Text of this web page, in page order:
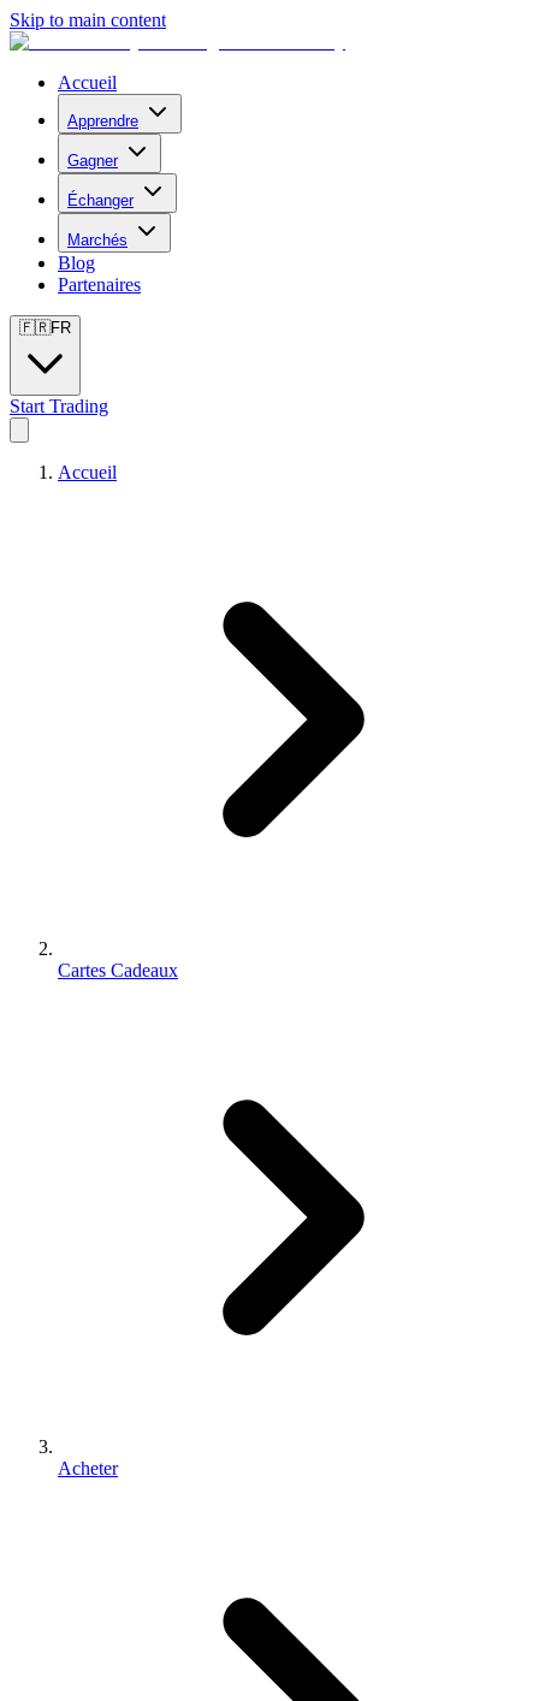
Skip to main content
Accueil
Apprendre
Gagner
Échanger
Marchés
Blog
Partenaires
🇫🇷FR
Start Trading
Accueil
Cartes Cadeaux
Acheter